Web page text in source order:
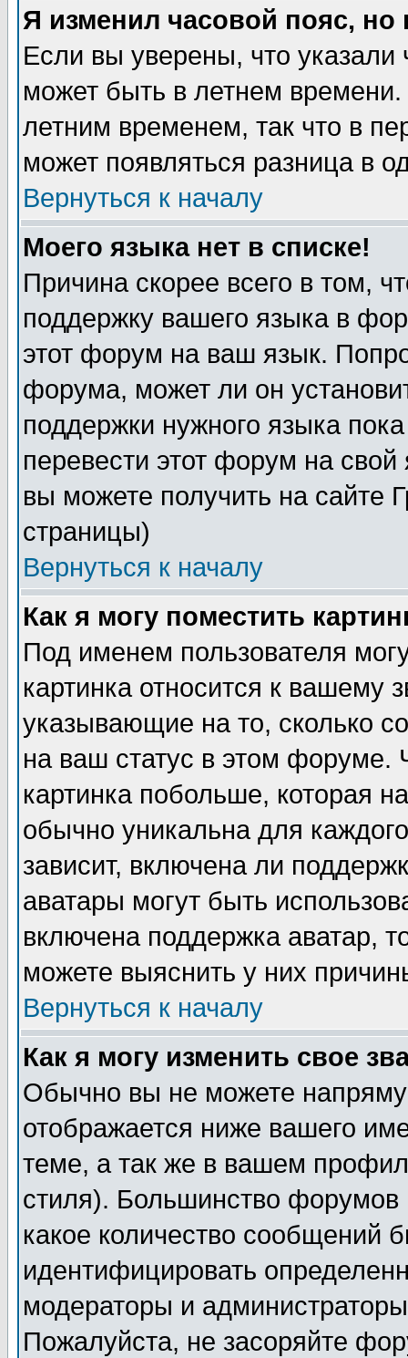
Я изменил часовой пояс,
Если вы уверены, что указали
может быть в летнем
летним временем, так что в
может появляться разница в
Вернуться к началу
Моего языка нет в списке!
Причина скорее всего в том,
поддержку вашего языка в
этот форум на ваш язык.
форума, может ли он
поддержки нужного языка
перевести этот форум на
вы можете получить на сайте
страницы)
Вернуться к началу
Как я могу поместить
Под именем пользователя
картинка относится к вашему
указывающие на то, сколько
на ваш статус в этом форуме.
картинка побольше, которая
обычно уникальна для
зависит, включена ли
аватары могут быть
включена поддержка аватар,
можете выяснить у них
Вернуться к началу
Как я могу изменить свое
Обычно вы не можете
отображается ниже вашего
теме, а так же в вашем
стиля). Большинство форумов
какое количество сообщений
идентифицировать
модераторы и
Пожалуйста, не засоряйте